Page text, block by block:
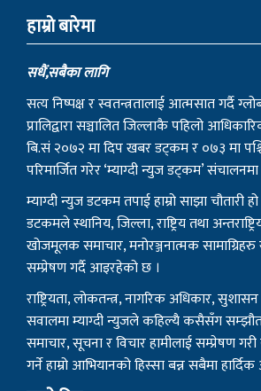
हाम्राे बारेमा
सधैं,सबैका लागि
सत्य निष्पक्ष र स्वतन्त्रतालाई आत्मसात गर्दै
प्रालिद्वारा सञ्चालित जिल्लाकै पहिलो
बि.सं २०७२ मा दिप खबर डट्कम र ०७३ मा
परिमार्जित गरेर ‘म्याग्दी न्युज डट्कम’
म्याग्दी न्युज डटकम तपाई हाम्रो साझा चौतारी
डटकमले स्थानिय, जिल्ला, राष्ट्रिय तथा
खोजमूलक समाचार, मनोरञ्जनात्मक सामाग्रिहरु
सम्प्रेषण गर्दै आइरहेको छ ।
राष्ट्रियता, लोकतन्त्र, नागरिक अधिकार,
सवालमा म्याग्दी न्युजले कहिल्यै कसैसँग
समाचार, सूचना र विचार हामीलाई सम्प्रेषण
गर्ने हाम्रो आभियानको हिस्सा बन्न सबैमा